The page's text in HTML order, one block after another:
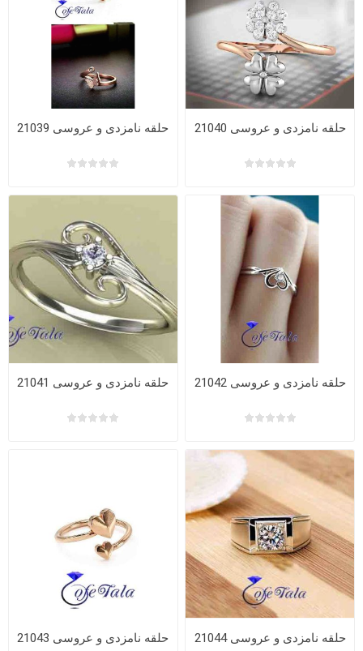
حلقه نامزدی و عروسی 21039 حلقه نامزدی و عروسی 21040
حلقه نامزدی و عروسی 21041 حلقه نامزدی و عروسی 21042
حلقه نامزدی و عروسی 21043 حلقه نامزدی و عروسی 21044